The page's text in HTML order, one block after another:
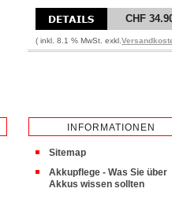
CHF
( inkl. 8.1 % MwSt. exkl.
INFORMATIONEN
Sitemap
Akkupflege - Was Sie über
Akkus wissen sollten